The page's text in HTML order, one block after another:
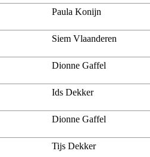
Paula Konijn
Siem Vlaanderen
Dionne Gaffel
Ids Dekker
Dionne Gaffel
Tijs Dekker